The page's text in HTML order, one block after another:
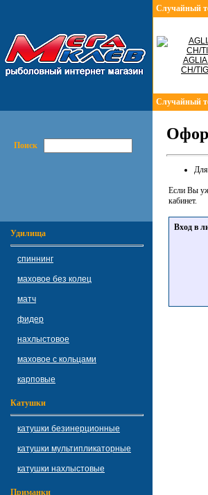
Случайный
CH/
Случайный
Поиск
Удилища
спиннинг
маховое без колец
матч
фидер
нахлыстовое
маховое с кольцами
карповые
Катушки
катушки безинерционные
катушки мультипликаторные
катушки нахлыстовые
Приманки
Для
Если Вы
кабинет.
Вход в